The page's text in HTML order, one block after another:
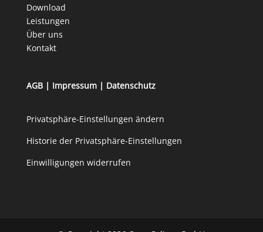
Download
Leistungen
Über uns
Kontakt
AGB| Impressum| Datenschutz
Privatsphäre-Einstellungen ändern
Historie der Privatsphäre-Einstellungen
Einwilligungen widerrufen